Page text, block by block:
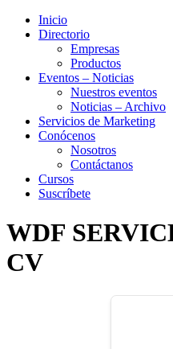
Inicio
Directorio
Empresas
Productos
Eventos – Noticias
Nuestros eventos
Noticias – Archivo
Servicios de Marketing
Conócenos
Nosotros
Contáctanos
Cursos
Suscríbete
WDF
CV